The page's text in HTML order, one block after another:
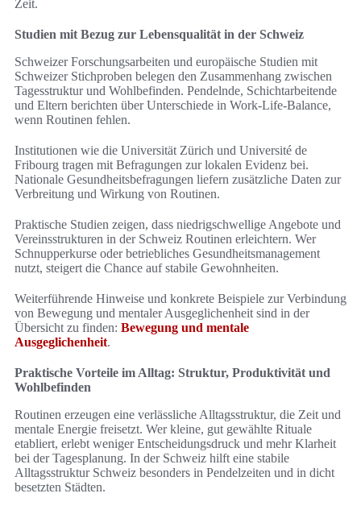
Zeit.
Studien mit Bezug zur Lebensqualität in der Schweiz
Schweizer Forschungsarbeiten und europäische Studien mit
Schweizer Stichproben belegen den Zusammenhang zwischen
Tagesstruktur und Wohlbefinden. Pendelnde, Schichtarbeitende
und Eltern berichten über Unterschiede in Work‑Life‑Balance,
wenn Routinen fehlen.
Institutionen wie die Universität Zürich und Université de
Fribourg tragen mit Befragungen zur lokalen Evidenz bei.
Nationale Gesundheitsbefragungen liefern zusätzliche Daten zur
Verbreitung und Wirkung von Routinen.
Praktische Studien zeigen, dass niedrigschwellige Angebote und
Vereinsstrukturen in der Schweiz Routinen erleichtern. Wer
Schnupperkurse oder betriebliches Gesundheitsmanagement
nutzt, steigert die Chance auf stabile Gewohnheiten.
Weiterführende Hinweise und konkrete Beispiele zur Verbindung
von Bewegung und mentaler Ausgeglichenheit sind in der
Übersicht zu finden: Bewegung und mentale
Ausgeglichenheit.
Praktische Vorteile im Alltag: Struktur, Produktivität und
Wohlbefinden
Routinen erzeugen eine verlässliche Alltagsstruktur, die Zeit und
mentale Energie freisetzt. Wer kleine, gut gewählte Rituale
etabliert, erlebt weniger Entscheidungsdruck und mehr Klarheit
bei der Tagesplanung. In der Schweiz hilft eine stabile
Alltagsstruktur Schweiz besonders in Pendelzeiten und in dicht
besetzten Städten.